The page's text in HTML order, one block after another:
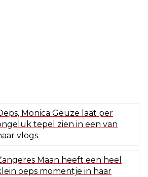
Monica Geuze laat per
tepel zien in een van
vlogs
Maan heeft een heel
oeps momentje in haar